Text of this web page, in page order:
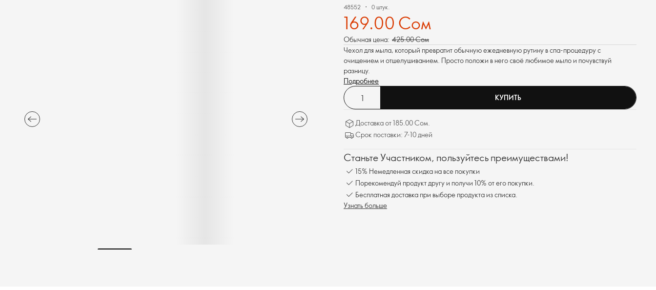
48552 0 штук.
169.00 Сом
Обычная цена: 425.00 Сом
Чехол для мыла, который превратит обычную ежедневную рутину в спа-процедуру с
очищением и отшелушиванием. Просто положи в него своё любимое мыло и почувствуй
разницу.
Подробнее
КУПИТЬ
Доставка от 185.00 Сом.
Срок поставки: 7-10 дней
Станьте Участником, пользуйтесь преимуществами!
15% Немедленная скидка на все покупки
Порекомендуй продукт другу и получи 10% от его покупки.
Бесплатная доставка при выборе продукта из списка.
Узнать больше